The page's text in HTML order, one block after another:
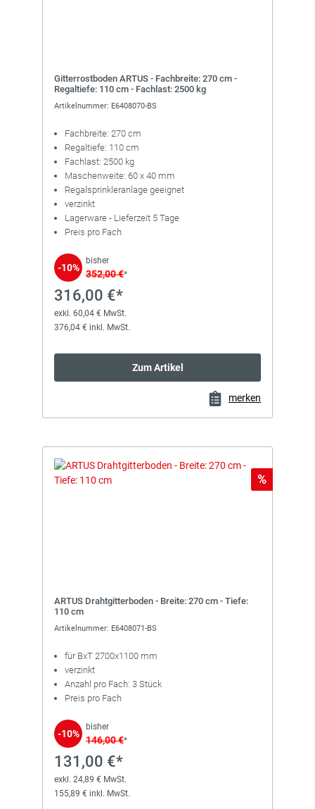
Gitterrostboden ARTUS - Fachbreite: 270 cm -
Regaltiefe: 110 cm - Fachlast: 2500 kg
Artikelnummer: E6408070-BS
Fachbreite: 270 cm
Regaltiefe: 110 cm
Fachlast: 2500 kg
Maschenweite: 60 x 40 mm
Regalsprinkleranlage geeignet
verzinkt
Lagerware - Lieferzeit 5 Tage
Preis pro Fach
-10%
bisher
352,00 €*
316,00 €*
exkl. 60,04 € MwSt.
376,04 € inkl. MwSt.
Zum Artikel
merken
Rabatt
%
ARTUS Drahtgitterboden - Breite: 270 cm - Tiefe:
110 cm
Artikelnummer: E6408071-BS
für BxT 2700x1100 mm
verzinkt
Anzahl pro Fach: 3 Stück
Preis pro Fach
-10%
bisher
146,00 €*
131,00 €*
exkl. 24,89 € MwSt.
155,89 € inkl. MwSt.